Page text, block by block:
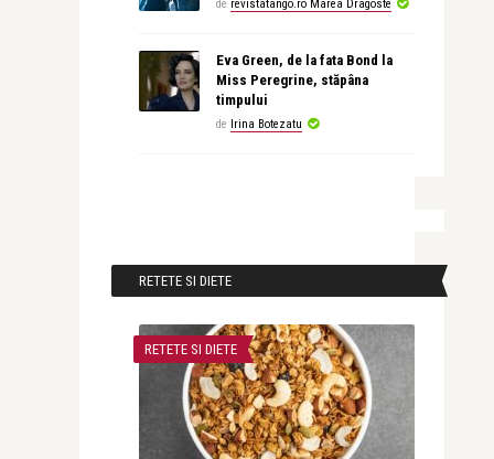
de revistatango.ro Marea Dragoste
Eva Green, de la fata Bond la
Miss Peregrine, stăpâna
timpului
de Irina Botezatu
RETETE SI DIETE
RETETE SI DIETE